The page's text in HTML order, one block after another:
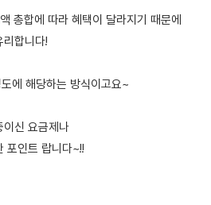
총합에 따라 혜택이 달라지기 때문에
합니다!
에 해당하는 방식이고요~
이신 요금제나
포인트 랍니다~!!